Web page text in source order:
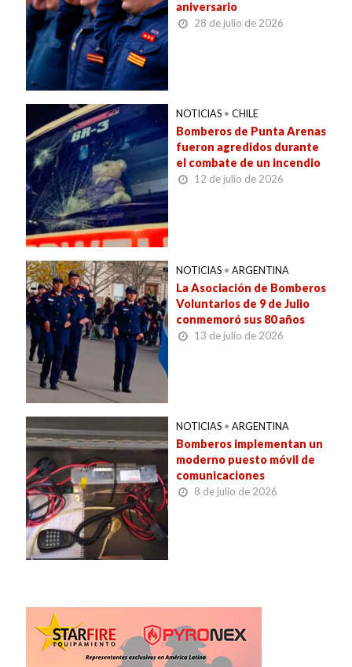
aniversario
28 de julio de 2026
NOTICIAS • CHILE
Bomberos de Punta Arenas
fueron agredidos durante
el combate de un incendio
12 de julio de 2026
NOTICIAS • ARGENTINA
La Asociación de Bomberos
Voluntarios de 9 de Julio
conmemoró sus 80 años
13 de julio de 2026
NOTICIAS • ARGENTINA
Bomberos implementan un
moderno puesto móvil de
comunicaciones
8 de julio de 2026